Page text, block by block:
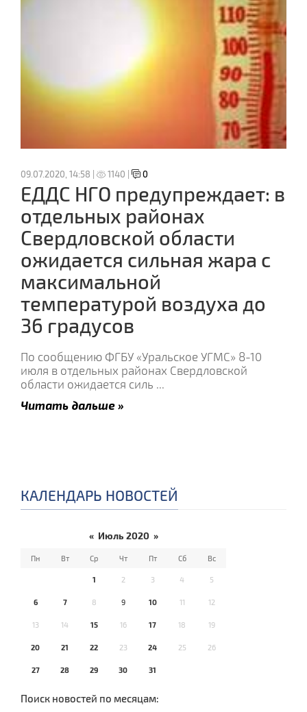
09.07.2020, 14:58 | 1140 | 0
ЕДДС НГО предупреждает: в
отдельных районах
Свердловской области
ожидается сильная жара с
максимальной
температурой воздуха до
36 градусов
По сообщению ФГБУ «Уральское УГМС» 8-10
июля в отдельных районах Свердловской
области ожидается силь ...
Читать дальше »
КАЛЕНДАРЬ НОВОСТЕЙ
« Июль 2020 »
Пн Вт Ср Чт Пт Сб Вс
1 2 3 4 5
6 7 8 9 10 11 12
13 14 15 16 17 18 19
20 21 22 23 24 25 26
27 28 29 30 31
Поиск новостей по месяцам: